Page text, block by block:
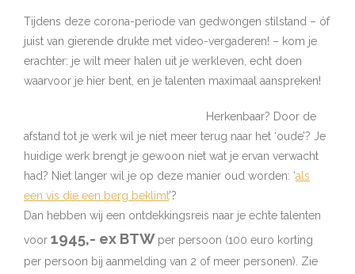
Tijdens deze corona-periode van gedwongen stilstand – óf
juist van gierende drukte met video-vergaderen! – kom je
erachter: je wilt meer halen uit je werkleven, echt doen
waarvoor je hier bent, en je talenten maximaal aanspreken!
Herkenbaar? Door de
afstand tot je werk wil je niet meer terug naar het ‘oude’? Je
huidige werk brengt je gewoon niet wat je ervan verwacht
had? Niet langer wil je op deze manier oud worden: ‘als
een vis die een berg beklimt’?
Dan hebben wij een ontdekkingsreis naar je echte talenten
voor 1945,- ex BTW per persoon (100 euro korting
per persoon bij aanmelding van 2 of meer personen). Zie